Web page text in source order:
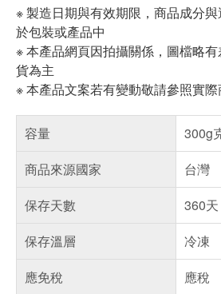
※ 製造日期與有效期限，商品成分
於包裝或產品中
※ 本產品網頁因拍攝關係，圖檔略
貨為主
※ 本產品文案若有變動敬請參照實
容量
300g
商品來源國家
台灣
保存天數
360天
保存溫層
冷凍
應免稅
應稅